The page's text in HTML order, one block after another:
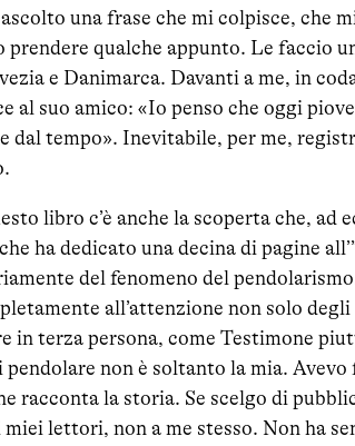
una frase che mi colpisce, che
prendere qualche appunto. Le faccio
e Danimarca. Davanti a me, in
al suo amico: «Io penso che oggi
dal tempo». Inevitabile, per me,
libro c’è anche la scoperta che,
ha dedicato una decina di pagine
del fenomeno del
all’attenzione non solo
in terza persona, come Testimone
pendolare non è soltanto la mia.
racconta la storia. Se scelgo di
lettori, non a me stesso. Non ha